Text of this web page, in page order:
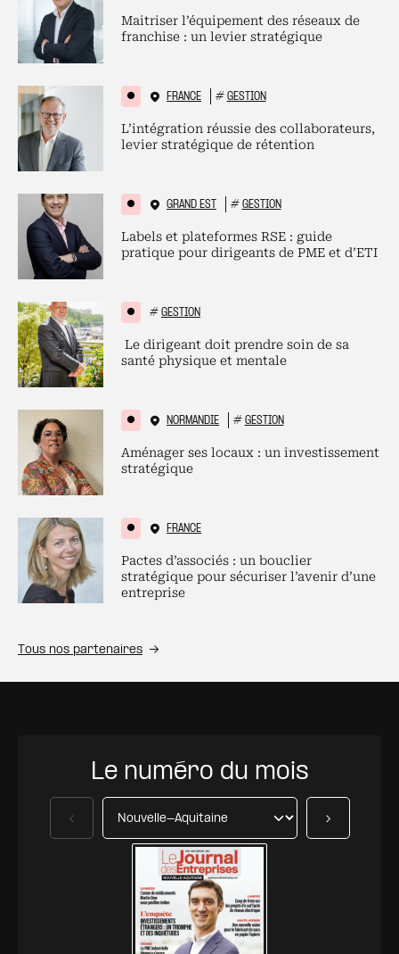
Maitriser l’équipement des réseaux de
franchise : un levier stratégique
FRANCE # GESTION
L’intégration réussie des collaborateurs,
levier stratégique de rétention
GRAND EST # GESTION
Labels et plateformes RSE : guide
pratique pour dirigeants de PME et d’ETI
# GESTION
Le dirigeant doit prendre soin de sa
santé physique et mentale
NORMANDIE # GESTION
Aménager ses locaux : un investissement
stratégique
FRANCE
Pactes d’associés : un bouclier
stratégique pour sécuriser l’avenir d’une
entreprise
Tous nos partenaires
Le numéro du mois
Précédent Suivant